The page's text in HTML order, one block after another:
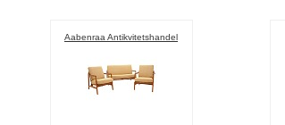
Aabenraa Antikvitetshandel